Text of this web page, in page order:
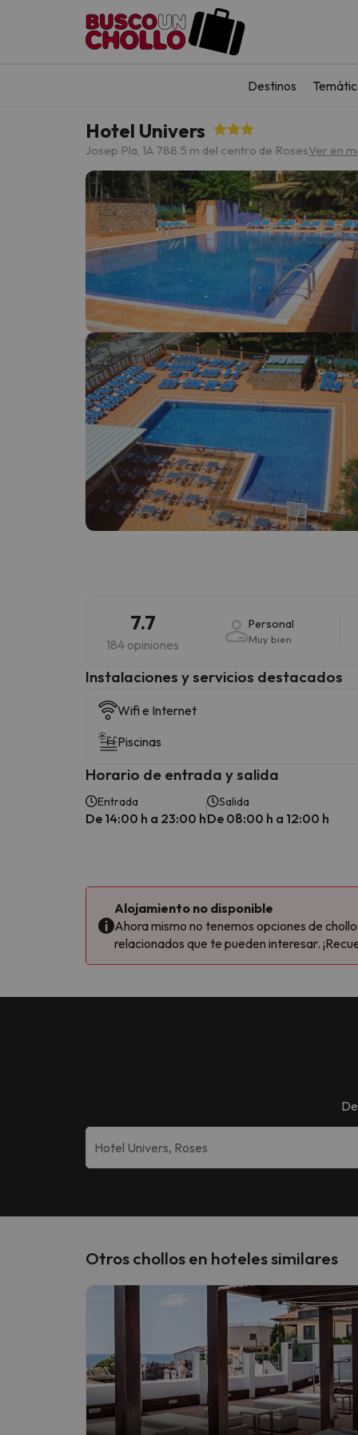
Destinos
Hotel Univers
Josep Pla, 1A 788.5 m del centro de RosesVer en
7.7
184 opiniones
Personal
Muy bien
Instalaciones y servicios destacados
Wifi e Internet
Piscinas
Horario de entrada y salida
Entrada
De 14:00 h a 23:00 h
Salida
De 08:00 h a 12:00 h
Alojamiento no disponible
Ahora mismo no tenemos opciones de
relacionados que te pueden interesar.
Otros chollos en hoteles similares